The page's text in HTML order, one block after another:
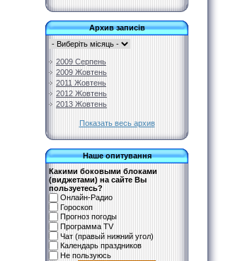
Архив записів
2009 Серпень
2009 Жовтень
2011 Жовтень
2012 Жовтень
2013 Жовтень
Показать весь архив
Наше опитування
Какими боковыми блоками
(виджетами) на сайте Вы
пользуетесь?
Онлайн-Радио
Гороскоп
Прогноз погоды
Программа TV
Чат (правый нижний угол)
Календарь праздников
Не пользуюсь